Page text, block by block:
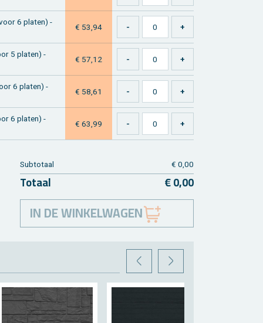
6 pla­ten) -
€ 53,94
5 pla­ten) -
€ 57,12
6 pla­ten) -
€ 58,61
6 pla­ten) -
€ 63,99
Sub­to­taal € 0,00
To­taal € 0,00
IN DE WINKELWAGEN
VORIGEVOLGENDE